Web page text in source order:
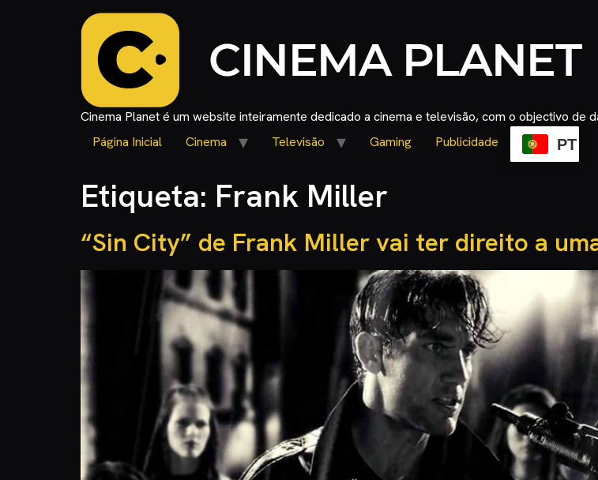
Cinema Planet é um website inteiramente dedicado a cinema e televisão, com o objectivo de
Página Inicial
Cinema Televisão Gaming Publicidade PT
Etiqueta: Frank Miller
“Sin City” de Frank Miller vai ter direito a